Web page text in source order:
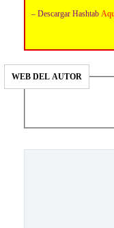
– Descargar Hashtab
WEB DEL AUTOR